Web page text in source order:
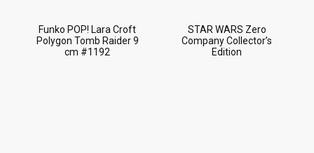
Funko POP! Lara Croft
Polygon Tomb Raider 9
cm #1192
STAR WARS Zero
Company Collector’s
Edition